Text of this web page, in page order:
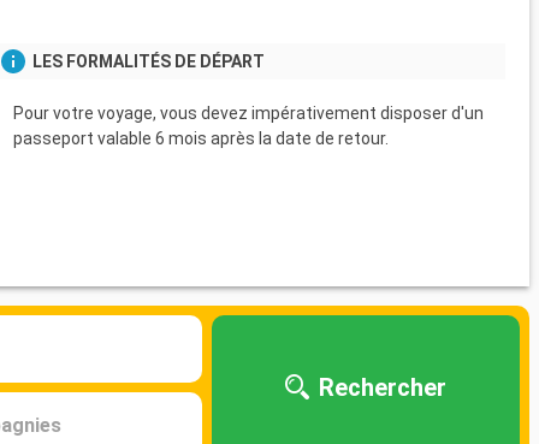
LES FORMALITÉS DE DÉPART
Pour votre voyage, vous devez impérativement disposer d'un
passeport valable 6 mois après la date de retour.
Rechercher